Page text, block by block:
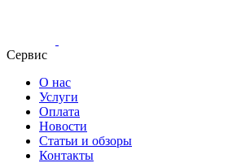
Сервис
О нас
Услуги
Оплата
Новости
Статьи и обзоры
Контакты